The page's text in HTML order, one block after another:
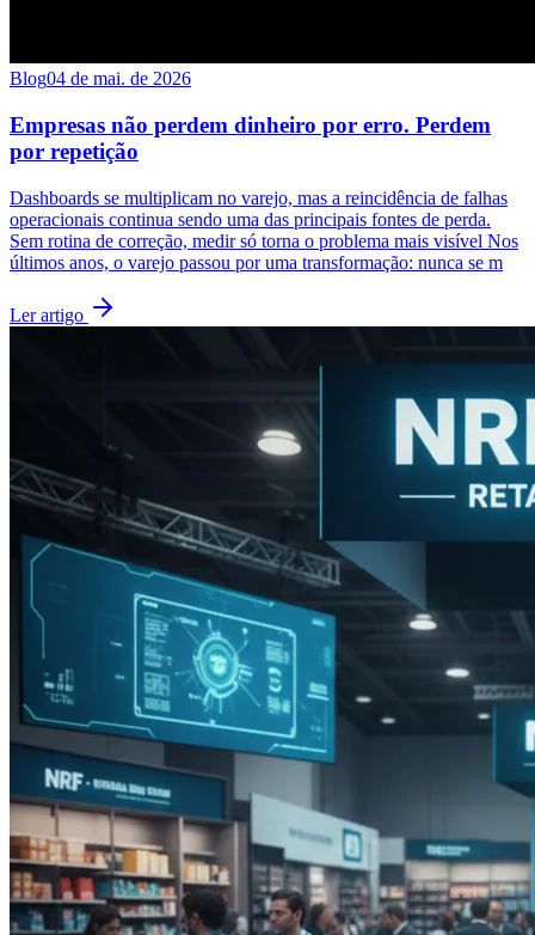
Blog04 de mai. de 2026
Empresas não perdem dinheiro por erro. Perdem
por repetição
Dashboards se multiplicam no varejo, mas a reincidência de falhas
operacionais continua sendo uma das principais fontes de perda.
Sem rotina de correção, medir só torna o problema mais visível Nos
últimos anos, o varejo passou por uma transformação: nunca se m
Ler artigo